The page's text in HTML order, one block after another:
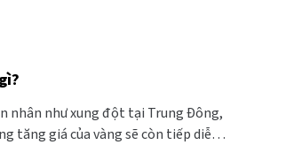
nhân như xung đột tại Trung Đông,
tăng giá của vàng sẽ còn tiếp diễn